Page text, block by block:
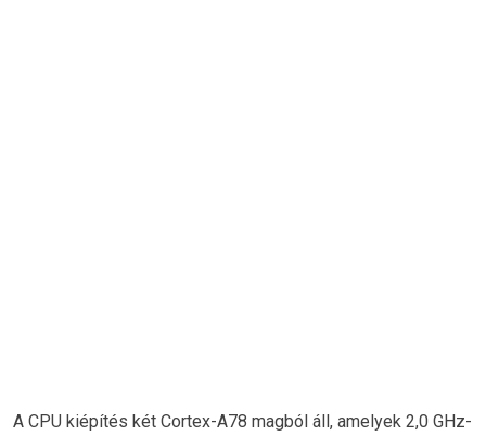
A CPU kiépítés két Cortex-A78 magból áll, amelyek 2,0 GHz-